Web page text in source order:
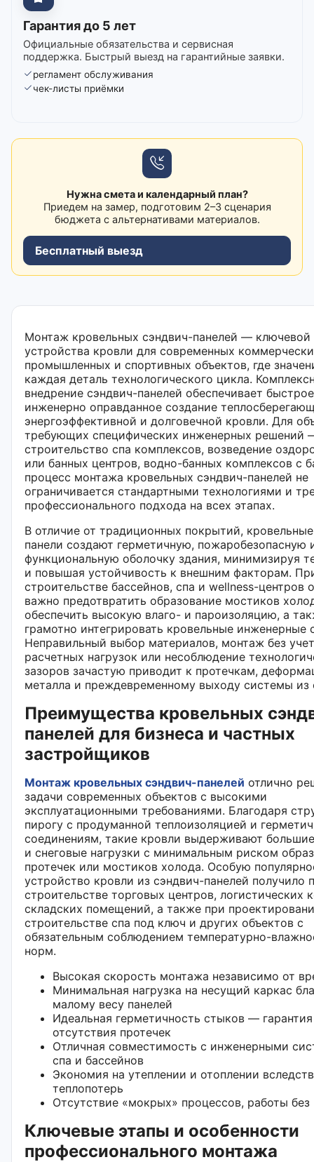
Гарантия до 5 лет
Официальные обязательства и сервисная
поддержка. Быстрый выезд на гарантийные заявки.
регламент обслуживания
чек-листы приёмки
Нужна смета и календарный план?
Приедем на замер, подготовим 2–3 сценария
бюджета с альтернативами материалов.
Бесплатный выезд
Монтаж кровельных сэндвич-панелей — ключевой
устройства кровли для современных
промышленных и спортивных объектов, где
каждая деталь технологического цикла.
внедрение сэндвич-панелей обеспечивает
инженерно оправданное создание
энергоэффективной и долговечной кровли. Для
требующих специфических инженерных решений
строительство спа комплексов, возведение
или банных центров, водно-банных комплексов с
процесс монтажа кровельных сэндвич-панелей не
ограничивается стандартными технологиями и
профессионального подхода на всех этапах.
В отличие от традиционных покрытий,
панели создают герметичную, пожаробезопасную
функциональную оболочку здания, минимизируя
и повышая устойчивость к внешним факторам.
строительстве бассейнов, спа и wellness-центров
важно предотвратить образование мостиков
обеспечить высокую влаго- и пароизоляцию, а
грамотно интегрировать кровельные инженерные
Неправильный выбор материалов, монтаж без
расчетных нагрузок или несоблюдение
зазоров зачастую приводит к протечкам,
металла и преждевременному выходу системы из
Преимущества кровельных
панелей для бизнеса и частных
застройщиков
Монтаж кровельных сэндвич-панелей отлично
задачи современных объектов с высокими
эксплуатационными требованиями. Благодаря
пирогу с продуманной теплоизоляцией и
соединениям, такие кровли выдерживают
и снеговые нагрузки с минимальным риском
протечек или мостиков холода. Особую
устройство кровли из сэндвич-панелей получило
строительстве торговых центров, логистических
складских помещений, а также при
строительстве спа под ключ и других объектов с
обязательным соблюдением температурно-
норм.
Высокая скорость монтажа независимо от
Минимальная нагрузка на несущий каркас
малому весу панелей
Идеальная герметичность стыков — гарантия
отсутствия протечек
Отличная совместимость с инженерными
спа и бассейнов
Экономия на утеплении и отоплении
теплопотерь
Отсутствие «мокрых» процессов, работы без
Ключевые этапы и особенности
профессионального монтажа